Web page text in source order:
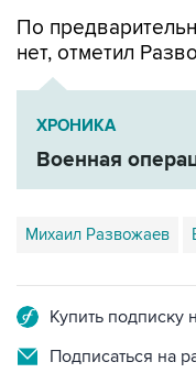
По
нет, отметил
ХРОНИКА
Военная
Михаил Развожаев
Купить подписку
Подписаться на